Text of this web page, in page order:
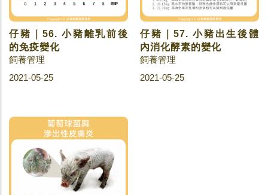
仔豬｜56. 小豬離乳前後
的免疫變化
飼養管理
2021-05-25
仔豬｜57. 小豬出生後體
內消化酵素的變化
飼養管理
2021-05-25